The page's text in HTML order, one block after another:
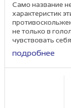
Само название
характеристик
не только в
чувствовать
подробнее